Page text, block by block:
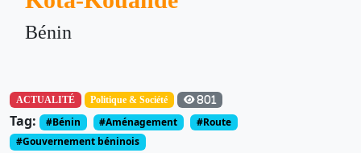
Bénin
ACTUALITÉ Politique & Société 801
Tag: #Bénin #Aménagement
#Route
#Gouvernement béninois